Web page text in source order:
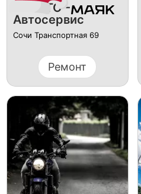
PROSTO -
Автосервис
Сочи Транспортная 69
Ремонт